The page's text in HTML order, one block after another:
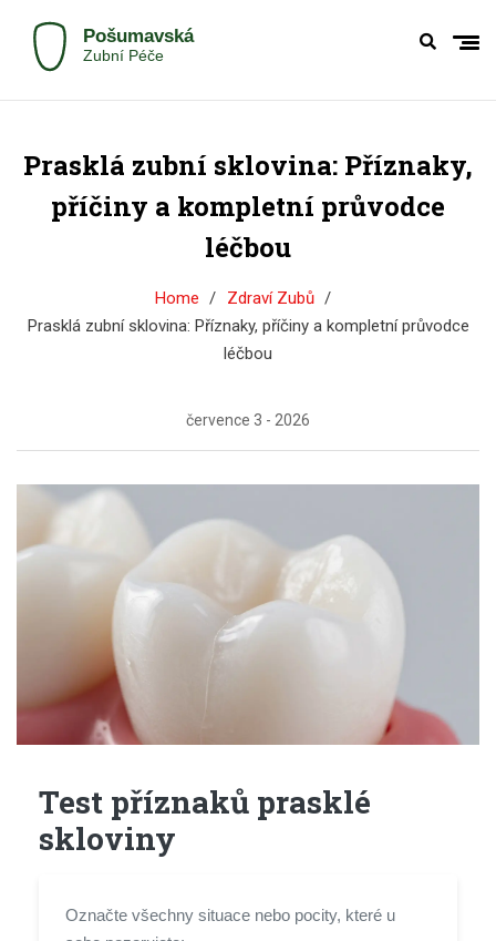
Prasklá zubní sklovina: Příznaky,
příčiny a kompletní průvodce
léčbou
Home
Zdraví Zubů
Prasklá zubní sklovina: Příznaky, příčiny a kompletní průvodce
léčbou
července 3 - 2026
Test příznaků prasklé
skloviny
Označte všechny situace nebo pocity, které u